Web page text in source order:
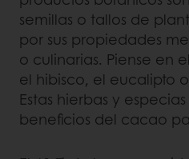
semillas o tallos de
por sus propiedades
o culinarias. Piense en
el hibisco, el eucalipto
Estas hierbas y
beneficios del cacao